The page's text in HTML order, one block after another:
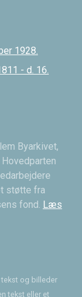
1928.
- d. 16.
Byarkivet,
støtte fra
fond. Læs
og billeder
tekst eller et